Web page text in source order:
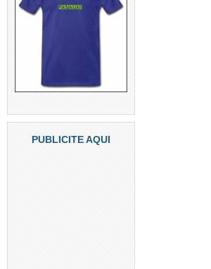
PUBLICITE AQUI